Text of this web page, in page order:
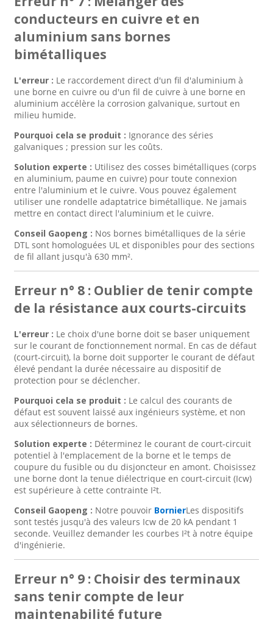
conducteurs en cuivre et en
aluminium sans bornes
bimétalliques
L'erreur : Le raccordement direct d'un fil d'aluminium à
une borne en cuivre ou d'un fil de cuivre à une borne en
aluminium accélère la corrosion galvanique, surtout en
milieu humide.
Pourquoi cela se produit : Ignorance des séries
galvaniques ; pression sur les coûts.
Solution experte : Utilisez des cosses bimétalliques (corps
en aluminium, paume en cuivre) pour toute connexion
entre l'aluminium et le cuivre. Vous pouvez également
utiliser une rondelle adaptatrice bimétallique. Ne jamais
mettre en contact direct l'aluminium et le cuivre.
Conseil Gaopeng : Nos bornes bimétalliques de la série
DTL sont homologuées UL et disponibles pour des sections
de fil allant jusqu'à 630 mm².
Erreur n° 8 : Oublier de tenir compte
de la résistance aux courts-circuits
L'erreur : Le choix d'une borne doit se baser uniquement
sur le courant de fonctionnement normal. En cas de défaut
(court-circuit), la borne doit supporter le courant de défaut
élevé pendant la durée nécessaire au dispositif de
protection pour se déclencher.
Pourquoi cela se produit : Le calcul des courants de
défaut est souvent laissé aux ingénieurs système, et non
aux sélectionneurs de bornes.
Solution experte : Déterminez le courant de court-circuit
potentiel à l'emplacement de la borne et le temps de
coupure du fusible ou du disjoncteur en amont. Choisissez
une borne dont la tenue diélectrique en court-circuit (Icw)
est supérieure à cette contrainte I²t.
Conseil Gaopeng : Notre pouvoir BornierLes dispositifs
sont testés jusqu'à des valeurs Icw de 20 kA pendant 1
seconde. Veuillez demander les courbes I²t à notre équipe
d'ingénierie.
Erreur n° 9 : Choisir des terminaux
sans tenir compte de leur
maintenabilité future